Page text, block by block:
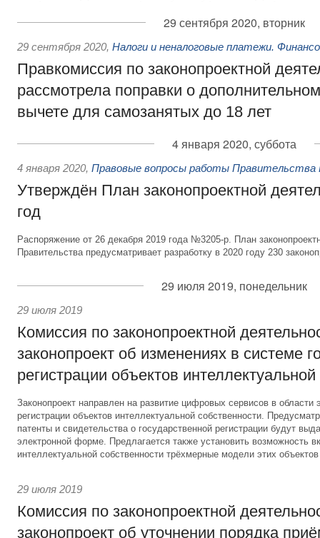
29 сентября 2020, вторник
29 сентября 2020, Налоги и неналоговые платежи.
Правкомиссия по законопроектной
рассмотрела поправки о
вычете для самозанятых до 18 лет
4 января 2020, суббота
4 января 2020, Правовые вопросы работы Правительства
Утверждён План законопроектной
год
Распоряжение от 26 декабря 2019 года №3205-р. План
Правительства предусматривает разработку в 2020 году 230
29 июля 2019, понедельник
29 июля 2019
Комиссия по законопроектной
законопроект об изменениях в системе
регистрации объектов
Законопроект направлен на развитие цифровых сервисов в области
регистрации объектов интеллектуальной собственности.
патенты и свидетельства о государственной регистрации будут
электронной форме. Предлагается также установить возможность
интеллектуальной собственности трёхмерные модели этих
29 июля 2019
Комиссия по законопроектной
законопроект об уточнении порядка